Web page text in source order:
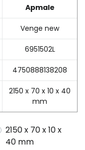
Apmale
Venge new
6951502L
4750888138208
2150 x 70 x 10 x 40
mm
2150 x 70 x 10 x
40 mm